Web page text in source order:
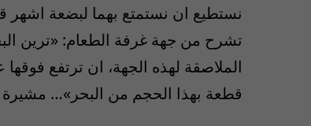
نستطيع ان نستمتع بهما لبضعة اشهر
تشرح من جهة غرفة الطعام: «ترين
الملاصقة لهذه الجهة، ان ترتفع
قطعة بهذا الحجم من البحر»… مشيرة